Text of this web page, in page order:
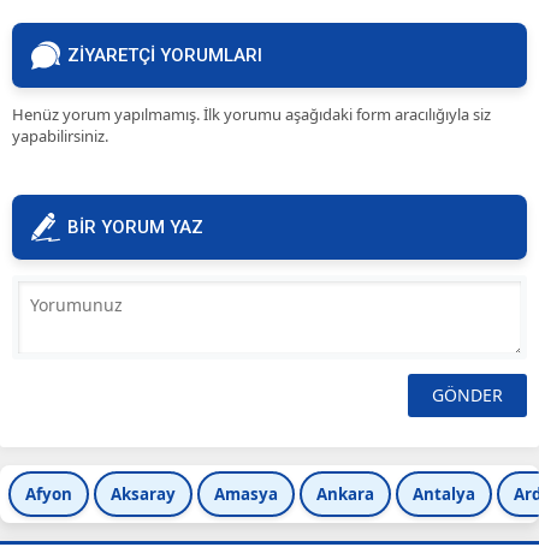
ZİYARETÇİ YORUMLARI
Henüz yorum yapılmamış. İlk yorumu aşağıdaki form aracılığıyla siz
yapabilirsiniz.
BİR YORUM YAZ
Afyon Aksaray Amasya Ankara Antalya